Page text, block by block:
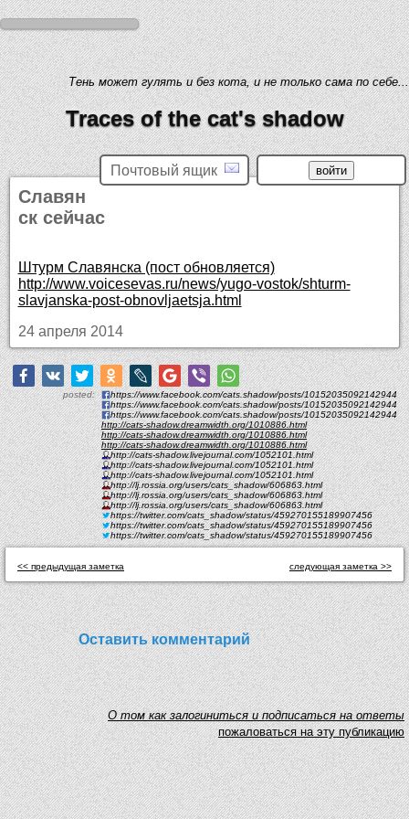
Тень может гулять и без кота, и не только сама по себе...
Traces of the cat's shadow
Почтовый ящик
Славян
ск сейчас
Штурм Славянска (пост обновляется)
http://www.voicesevas.ru/news/yugo-vostok/shturm-
slavjanska-post-obnovljaetsja.html
24 апреля 2014
posted:
https://www.facebook.com/cats.shadow/posts/10152035092142944
https://www.facebook.com/cats.shadow/posts/10152035092142944
https://www.facebook.com/cats.shadow/posts/10152035092142944
http://cats-shadow.dreamwidth.org/1010886.html
http://cats-shadow.dreamwidth.org/1010886.html
http://cats-shadow.dreamwidth.org/1010886.html
http://cats-shadow.livejournal.com/1052101.html
http://cats-shadow.livejournal.com/1052101.html
http://cats-shadow.livejournal.com/1052101.html
http://lj.rossia.org/users/cats_shadow/606863.html
http://lj.rossia.org/users/cats_shadow/606863.html
http://lj.rossia.org/users/cats_shadow/606863.html
https://twitter.com/cats_shadow/status/459270155189907456
https://twitter.com/cats_shadow/status/459270155189907456
https://twitter.com/cats_shadow/status/459270155189907456
<< предыдущая заметка следующая заметка >>
Оставить комментарий
O том как залогиниться и подписаться на ответы
пожаловаться на эту публикацию